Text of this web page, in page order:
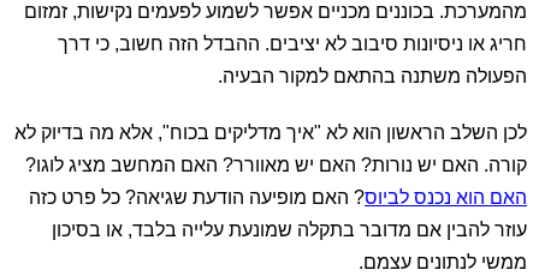
מהמערכת. בכוננים מכניים אפשר לשמוע לפעמים נקישות, זמזום
חריג או ניסיונות סיבוב לא יציבים. ההבדל הזה חשוב, כי דרך
הפעולה משתנה בהתאם למקור הבעיה.
לכן השלב הראשון הוא לא "איך מדליקים בכוח", אלא מה בדיוק לא
קורה. האם יש נורות? האם יש מאוורר? האם המחשב מציג לוגו?
האם הוא נכנס לביוס? האם מופיעה הודעת שגיאה? כל פרט כזה
עוזר להבין אם מדובר בתקלה שמונעת עלייה בלבד, או בסיכון
ממשי לנתונים עצמם.